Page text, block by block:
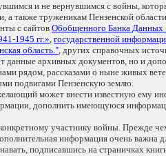
и не вернувшимся с войны,
а также труженикам Пензенской
с сайтовОбобщенного Банка
1945 гг.», государственной
область.", других справочных
данные архивных документов, но и
рядом, рассказами о ныне живых
подвигами Пензенскую землю.
может внести известную ему
дополнить имеющуюся
участнику войны. Прежде
информация очень важна
подписавшись на страничках